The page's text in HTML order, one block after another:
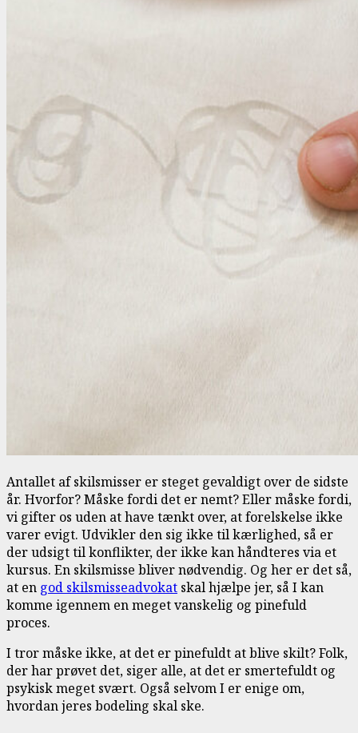
Antallet af skilsmisser er steget gevaldigt over de sidste
år. Hvorfor? Måske fordi det er nemt? Eller måske fordi,
vi gifter os uden at have tænkt over, at forelskelse ikke
varer evigt. Udvikler den sig ikke til kærlighed, så er
der udsigt til konflikter, der ikke kan håndteres via et
kursus. En skilsmisse bliver nødvendig. Og her er det så,
at en god skilsmisseadvokat skal hjælpe jer, så I kan
komme igennem en meget vanskelig og pinefuld
proces.
I tror måske ikke, at det er pinefuldt at blive skilt? Folk,
der har prøvet det, siger alle, at det er smertefuldt og
psykisk meget svært. Også selvom I er enige om,
hvordan jeres bodeling skal ske.